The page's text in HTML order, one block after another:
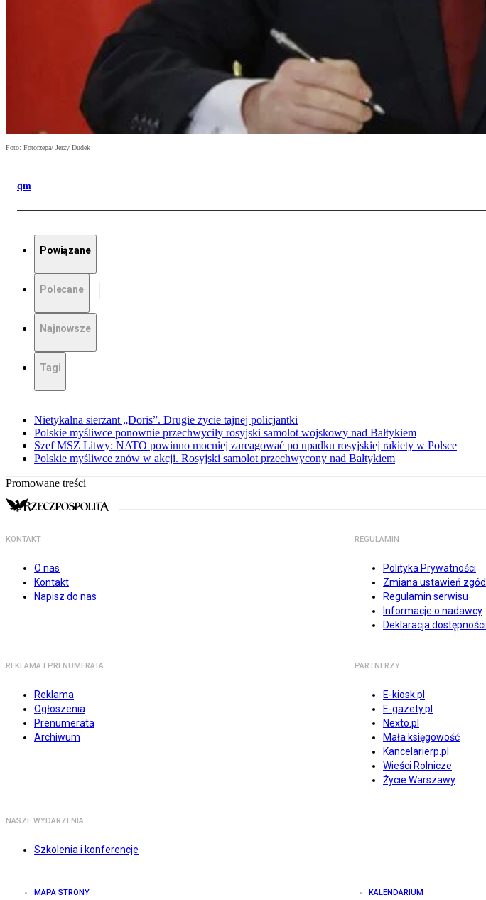
Foto: Fotorzepa/ Jerzy Dudek
qm
Powiązane
Polecane
Najnowsze
Tagi
Nietykalna sierżant „Doris”. Drugie życie tajnej policjantki
Polskie myśliwce ponownie przechwyciły rosyjski samolot wojskowy nad Bałtykiem
Szef MSZ Litwy: NATO powinno mocniej zareagować po upadku rosyjskiej rakiety w Polsce
Polskie myśliwce znów w akcji. Rosyjski samolot przechwycony nad Bałtykiem
Promowane treści
KONTAKT
O nas
Kontakt
Napisz do nas
REGULAMIN
Polityka Prywatności
Zmiana ustawień zgód
Regulamin serwisu
Informacje o nadawcy
Deklaracja dostępności
REKLAMA I PRENUMERATA
Reklama
Ogłoszenia
Prenumerata
Archiwum
PARTNERZY
E-kiosk.pl
E-gazety.pl
Nexto.pl
Mała księgowość
Kancelarierp.pl
Wieści Rolnicze
Życie Warszawy
NASZE WYDARZENIA
Szkolenia i konferencje
MAPA STRONY KALENDARIUM